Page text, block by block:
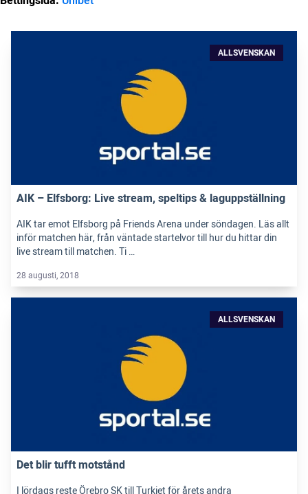
ALLSVENSKAN
AIK – Elfsborg: Live stream, speltips & laguppställning
AIK tar emot Elfsborg på Friends Arena under söndagen. Läs allt
inför matchen här, från väntade startelvor till hur du hittar din
live stream till matchen. Ti …
28 augusti, 2018
ALLSVENSKAN
Det blir tufft motstånd
I lördags reste Örebro SK till Turkiet för årets andra